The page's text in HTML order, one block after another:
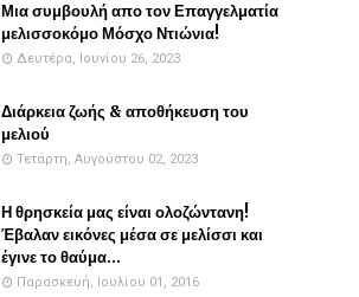
Μια συμβουλή απο τον Επαγγελματία
μελισσοκόμο Μόσχο Ντιώνια!
Δευτέρα, Ιουνίου 26, 2023
Διάρκεια ζωής & αποθήκευση του
μελιού
Τετάρτη, Αυγούστου 02, 2023
Η θρησκεία μας είναι ολοζώντανη!
Έβαλαν εικόνες μέσα σε μελίσσι και
έγινε το θαύμα...
Παρασκευή, Ιουλίου 01, 2016